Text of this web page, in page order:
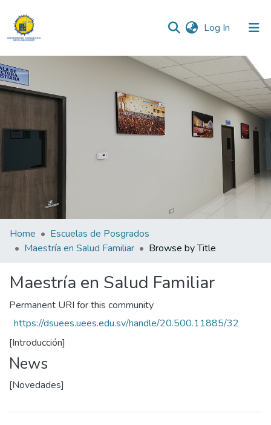
Log In (current)
Communities & Collections
All of DSpace
Home
Escuelas de Posgrados
Maestría en Salud Familiar
Browse by Title
Maestría en Salud Familiar
Permanent URI for this community
https://dsuees.uees.edu.sv/handle/20.500.11885/32
[Introducción]
News
[Novedades]